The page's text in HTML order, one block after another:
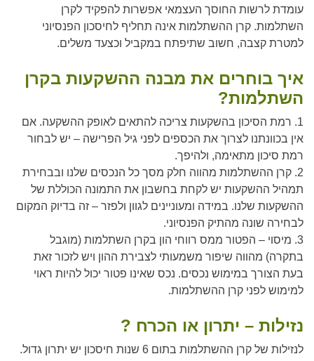
עומדת לרשות החוסך העצמאי אפשרות להפקיד לקרן
השתלמות. קרן ההשתלמות אינה תחליף לחיסכון הפנסיוני
למטרת קצבה, חשוב שתיפתח במקביל וכצעד משלים.
איך בוחרים את מבנה ההשקעות בקרן
השתלמות?
1. רמת הסיכון בהשקעות צריכה להתאים לאופק ההשקעה. אם
אין בכוונתנו לצרוך את הכספים לפני גיל הפרישה – יש לבחור
רמת סיכון מתאימה, ולהיפך.
2. קרן ההשתלמות מהווה חלק מסך כל הנכסים שלנו ובבחירת
תמהיל ההשקעות יש לקחת בחשבון את התמונה הכוללת של
ההשקעות שלנו. במידה ומעוניינים לגוון ולפזר – זה בדיוק המקום
לבחירה שונה מהתיק הפנסיוני.
3. מיסוי – הפטור ממס רווחי הון בקרן השתלמות (מוגבל
בתקרה) מהווה שיפור משמעותי לצבירת ההון ויש לזכור זאת
בעת הצורך במימוש נכסים. נכס שאינו פטור יכול להיות ראוי
למימוש לפני קרן ההשתלמות.
נזילות – יתרון או הכרח ?
לנזילות של קרן ההשתלמות בתום 6 שנות חיסכון יש יתרון גדול.